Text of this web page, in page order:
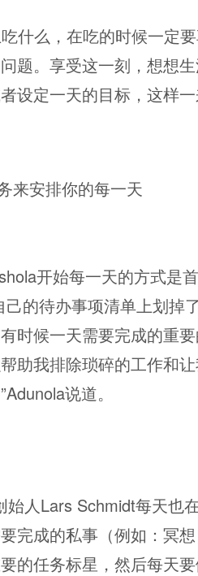
什么，在吃的时候一定
题。享受这一刻，想想生
设定一天的目标，这样
来安排你的每一天
开始每一天的方式是
的待办事项清单上划掉
时候一天需要完成的重
助我排除琐碎的工作和
说道。
人Lars Schmidt每天也
完成的私事（例如：冥
的任务标星，然后每天